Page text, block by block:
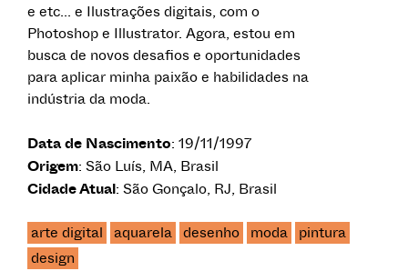
e etc... e Ilustrações digitais, com o
Photoshop e Illustrator. Agora, estou em
busca de novos desafios e oportunidades
para aplicar minha paixão e habilidades na
indústria da moda.
Data de Nascimento: 19/11/1997
Origem: São Luís, MA, Brasil
Cidade Atual: São Gonçalo, RJ, Brasil
arte digital aquarela desenho moda
pintura
design